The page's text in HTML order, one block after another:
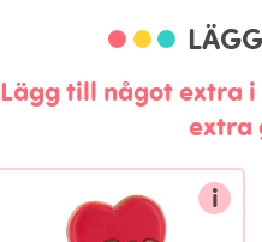
Lägg till något extra i
extra
i